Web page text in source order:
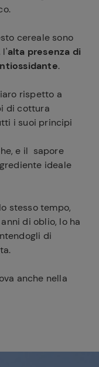
cereale sono
l'alta presenza di
.
rispetto a
di cottura
i suoi principi
e il sapore
ideale
stesso tempo,
di oblio, lo ha
di
anche nella